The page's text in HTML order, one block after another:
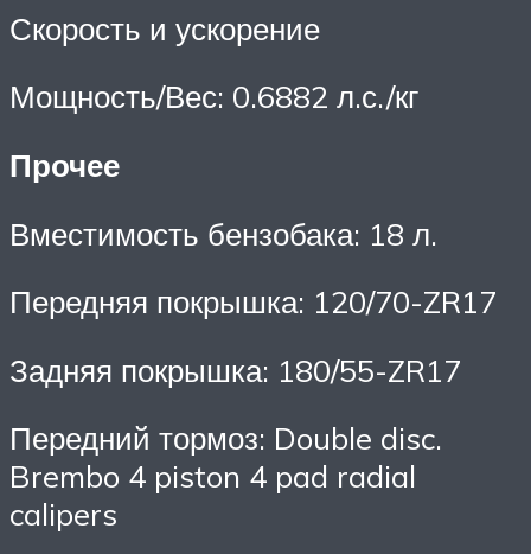
Скорость и ускорение
Мощность/Вес: 0.6882 л.с./кг
Прочее
Вместимость бензобака: 18 л.
Передняя покрышка: 120/70-ZR17
Задняя покрышка: 180/55-ZR17
Передний тормоз: Double disc.
Brembo 4 piston 4 pad radial
calipers